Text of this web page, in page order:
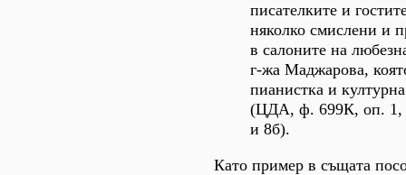
писателките и
няколко смислени и
в салоните на
г-жа Маджарова,
пианистка и
(ЦДА, ф. 699К, оп. 1,
и 8б).
Като пример в същата